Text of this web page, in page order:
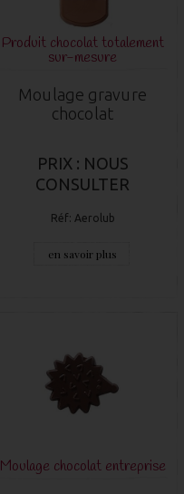
Produit chocolat totalement
sur-mesure
Moulage gravure
chocolat
PRIX : NOUS
CONSULTER
Réf: Aerolub
en savoir plus
Moulage chocolat entreprise